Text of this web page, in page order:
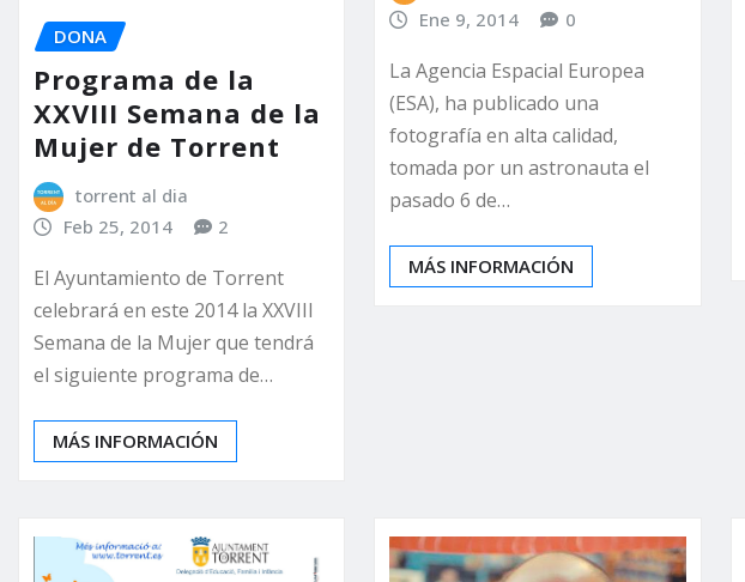
DONA
Programa de la
XXVIII Semana de la
Mujer de Torrent
torrent al dia
Feb 25, 2014
2
El Ayuntamiento de Torrent
celebrará en este 2014 la XXVIII
Semana de la Mujer que tendrá
el siguiente programa de…
MÁS INFORMACIÓN
Ene 9, 2014
0
La Agencia Espacial Europea
(ESA), ha publicado una
fotografía en alta calidad,
tomada por un astronauta el
pasado 6 de…
MÁS INFORMACIÓN